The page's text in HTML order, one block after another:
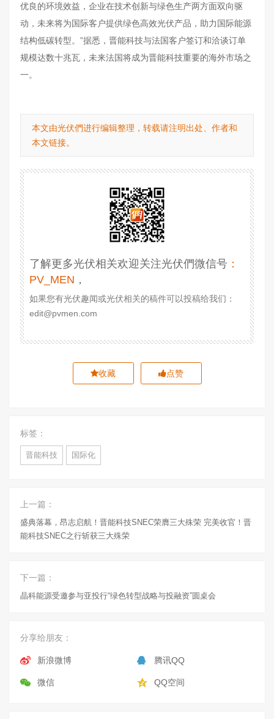
优良的环境效益，企业在技术创新与绿色生产两方面双向驱
动，未来将为国际客户提供绿色高效光伏产品，助力国际能源
结构低碳转型。”据悉，晋能科技与法国客户签订和洽谈订单
规模达数十兆瓦，未来法国将成为晋能科技重要的海外市场之
一。
本文由光伏們进行编辑整理，转载请注明出处、作者和
本文链接。
了解更多光伏相关欢迎关注光伏們微信号 ：
PV_MEN ，
如果您有光伏趣闻或光伏相关的稿件可以投稿给我们：
edit@pvmen.com
收藏 点赞
标签：
晋能科技 国际化
上一篇：
盛典落幕，昂志启航！晋能科技SNEC荣膺三大殊荣 完美收官！晋
能科技SNEC之行斩获三大殊荣
下一篇：
晶科能源受邀参与亚投行“绿色转型战略与投融资”圆桌会
分享给朋友：
新浪微博 腾讯QQ
微信 QQ空间